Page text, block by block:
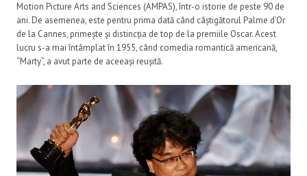
Motion Picture Arts and Sciences (AMPAS), într-o istorie de peste 90 de
ani. De asemenea, este pentru prima dată când câștigătorul Palme d’Or
de la Cannes, primește și distincția de top de la premiile Oscar. Acest
lucru s-a mai întâmplat în 1955, când comedia romantică americană,
“Marty”, a avut parte de aceeași reușită.